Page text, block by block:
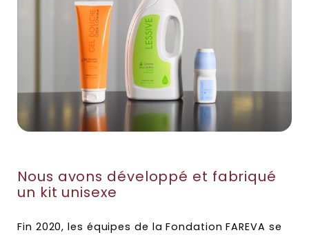
Nous avons développé et fabriqué
un kit unisexe
Fin 2020, les équipes de la Fondation FAREVA se